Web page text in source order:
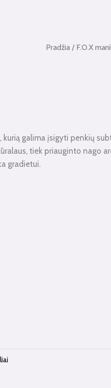
Pradžia / F.O.X
galima įsigyti penkių
tiek priauginto nago
gradietui.